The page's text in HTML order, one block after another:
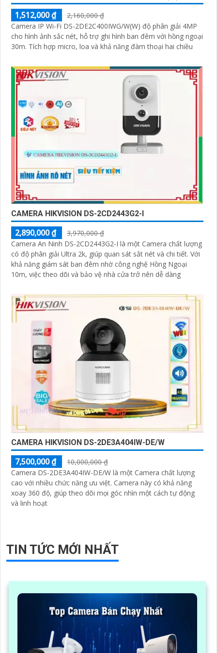
1,512,000 ₫
2,160,000 ₫
Camera IP Wi-Fi DS-2DE2C400IWG/W(W) độ phân giải 4MP
cho hình ảnh sắc nét, hỗ trợ ghi hình ban đêm với hồng ngoại
30m. Tích hợp micro, loa và khả năng đàm thoại hai chiều
CAMERA HIKVISION DS-2CD2443G2-I
2,890,000 ₫
3,970,000 ₫
Camera An Ninh DS-2CD2443G2-I là một Camera chất lượng
có độ phân giải Ultra 2k, giúp quan sát sắt nét và chi tiết. Với
khả năng giám sát ban đêm nhờ công nghệ Hồng Ngoại
10m, việc theo dõi và bảo vệ nhà cửa trở nên dễ dàng
CAMERA HIKVISION DS-2DE3A404IW-DE/W
7,500,000 ₫
10,000,000 ₫
Camera DS-2DE3A404IW-DE/W là một Camera chất lượng
cao với nhiều chức năng ưu việt. Camera này có khả năng
xoay 360 độ, giúp theo dõi mọi góc nhìn một cách tự động
và linh hoạt
TIN TỨC MỚI NHẤT